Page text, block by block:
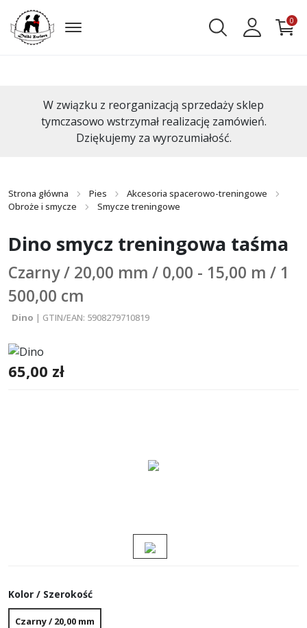
0
W związku z reorganizacją sprzedaży sklep
tymczasowo wstrzymał realizację zamówień.
Dziękujemy za wyrozumiałość.
Strona główna Pies
Akcesoria spacerowo-treningowe
Obroże i smycze
Smycze treningowe
Dino smycz treningowa taśma
Czarny / 20,00 mm / 0,00 - 15,00 m / 1
500,00 cm
Dino | GTIN/EAN: 5908279710819
65,00 zł
Kolor / Szerokość
Czarny / 20,00 mm